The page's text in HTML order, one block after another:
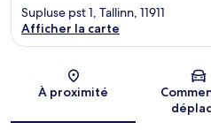
Supluse pst 1, Tallinn, 11911
Afficher la carte
À proximité